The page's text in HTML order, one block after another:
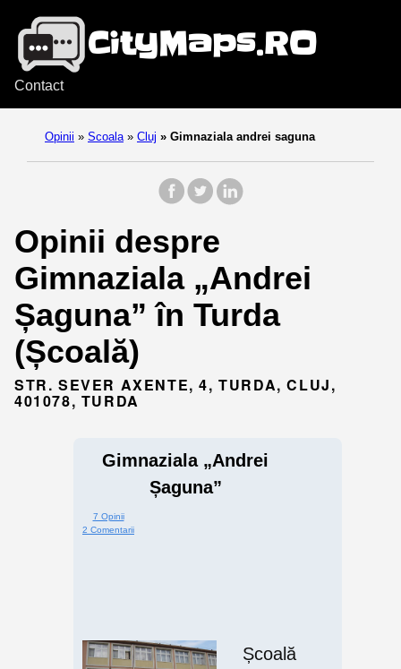
Contact
Opinii » Scoala » Cluj » Gimnaziala andrei saguna
Opinii despre
Gimnaziala „Andrei
Șaguna” în Turda
(Școală)
STR. SEVER AXENTE, 4, TURDA, CLUJ,
401078, TURDA
Gimnaziala „Andrei
Șaguna”
7 Opinii
2 Comentarii
Școală